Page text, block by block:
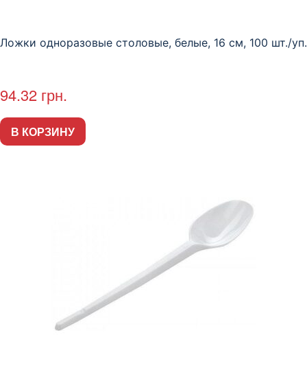
Ложки одноразовые столовые, белые, 16 см, 100 шт./уп.
94.32 грн.
В КОРЗИНУ